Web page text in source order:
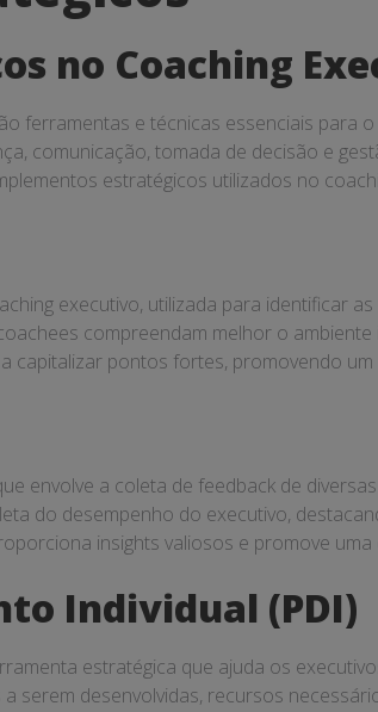
no Coaching
ferramentas e técnicas essenciais para
comunicação, tomada de decisão e
estratégicos utilizados no
executivo, utilizada para identificar
compreendam melhor o
capitalizar pontos fortes, promovendo
envolve a coleta de feedback de
do desempenho do executivo,
insights valiosos e promove
Individual (PDI)
estratégica que ajuda os
serem desenvolvidas, recursos